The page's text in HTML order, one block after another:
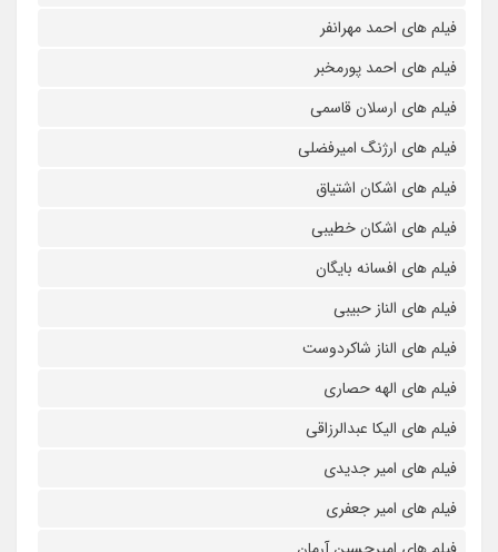
فیلم های احمد مهرانفر
فیلم های احمد پورمخبر
فیلم های ارسلان قاسمی
فیلم های ارژنگ امیرفضلی
فیلم های اشکان اشتیاق
فیلم های اشکان خطیبی
فیلم های افسانه بایگان
فیلم های الناز حبیبی
فیلم های الناز شاکردوست
فیلم های الهه حصاری
فیلم های الیکا عبدالرزاقی
فیلم های امیر جدیدی
فیلم های امیر جعفری